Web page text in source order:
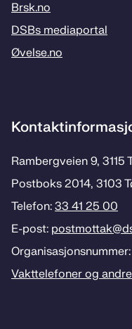
Brsk.no
DSBs mediaportal
Øvelse.no
Rambergveien 9, 3115
Postboks 2014, 3103
Telefon: 33 41 25 00
E-post:
Vakttelefoner og